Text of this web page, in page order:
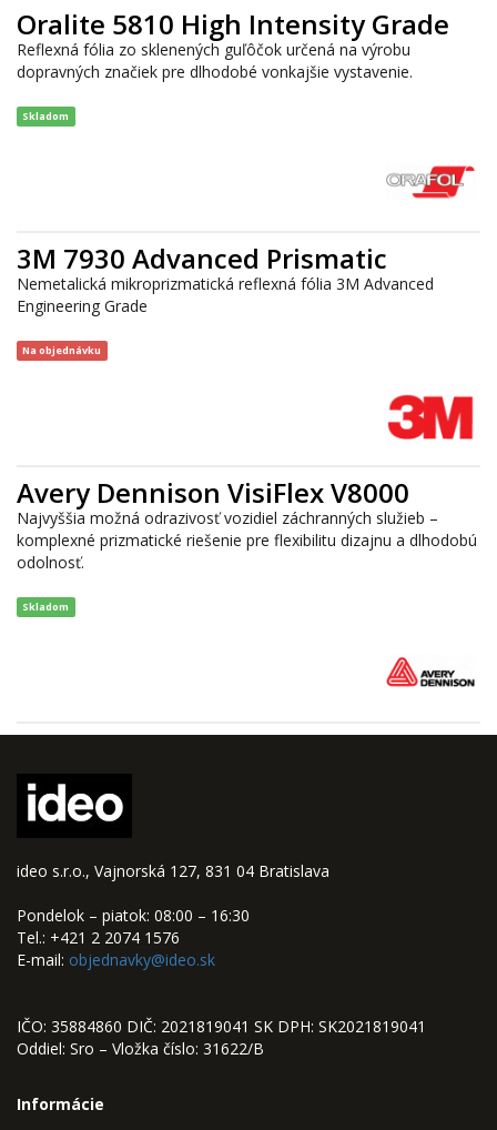
Oralite 5810 High Intensity Grade
Reflexná fólia zo sklenených guľôčok určená na výrobu
dopravných značiek pre dlhodobé vonkajšie vystavenie.
Skladom
3M 7930 Advanced Prismatic
Nemetalická mikroprizmatická reflexná fólia 3M Advanced
Engineering Grade
Na objednávku
Avery Dennison VisiFlex V8000
Najvyššia možná odrazivosť vozidiel záchranných služieb –
komplexné prizmatické riešenie pre flexibilitu dizajnu a dlhodobú
odolnosť.
Skladom
ideo s.r.o., Vajnorská 127, 831 04 Bratislava
Pondelok – piatok: 08:00 – 16:30
Tel.: +421 2 2074 1576
E-mail: objednavky@ideo.sk
IČO: 35884860 DIČ: 2021819041 SK DPH: SK2021819041
Oddiel: Sro – Vložka číslo: 31622/B
Informácie